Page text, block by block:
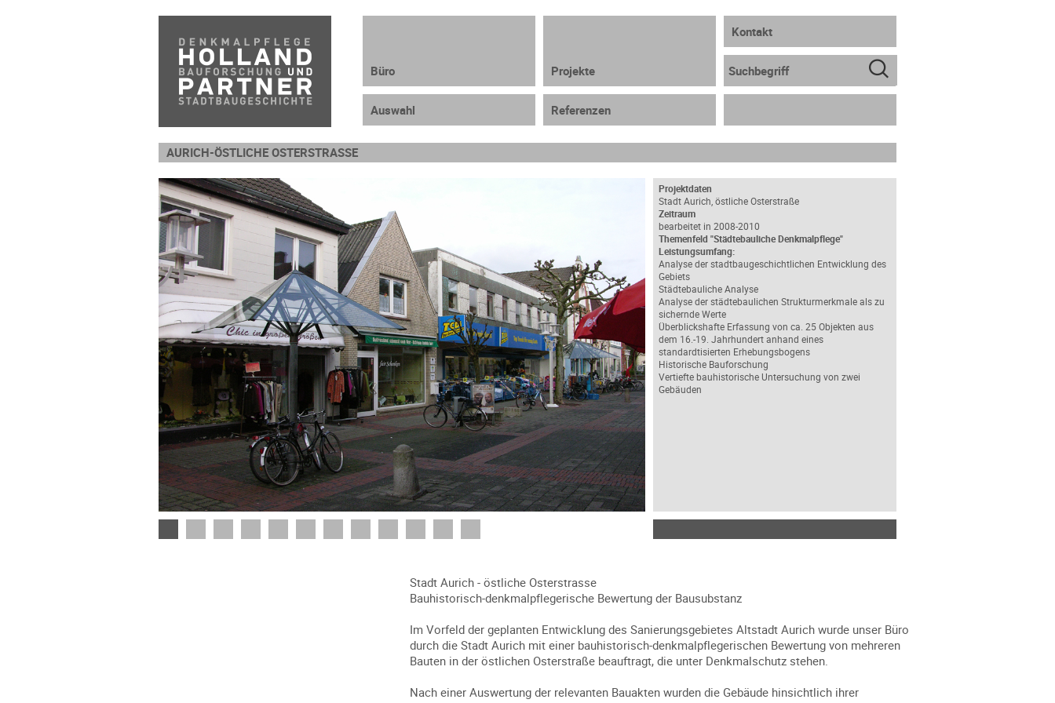
Büro Projekte
Auswahl Referenzen
Kontakt
AURICH-ÖSTLICHE OSTERSTRASSE
Projektdaten
Stadt Aurich, östliche Osterstraße
Zeitraum
bearbeitet in 2008-2010
Themenfeld "Städtebauliche Denkmalpflege"
Leistungsumfang:
Analyse der stadtbaugeschichtlichen Entwicklung des
Gebiets
Städtebauliche Analyse
Analyse der städtebaulichen Strukturmerkmale als zu
sichernde Werte
Überblickshafte Erfassung von ca. 25 Objekten aus
dem 16.-19. Jahrhundert anhand eines
standardtisierten Erhebungsbogens
Historische Bauforschung
Vertiefte bauhistorische Untersuchung von zwei
Gebäuden
Stadt Aurich - östliche Osterstrasse
Bauhistorisch-denkmalpflegerische Bewertung der Bausubstanz
Im Vorfeld der geplanten Entwicklung des Sanierungsgebietes Altstadt Aurich wurde unser Büro
durch die Stadt Aurich mit einer bauhistorisch-denkmalpflegerischen Bewertung von mehreren
Bauten in der östlichen Osterstraße beauftragt, die unter Denkmalschutz stehen.
Nach einer Auswertung der relevanten Bauakten wurden die Gebäude hinsichtlich ihrer